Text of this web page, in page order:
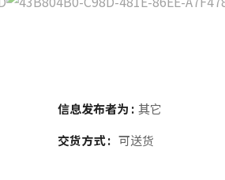
信息发布者为 : 其它
交货方式 : 可送货